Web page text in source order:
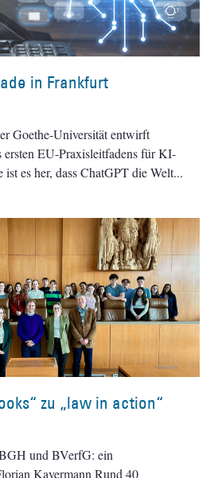
in Frankfurt
Goethe-Universität entwirft
ersten EU-Praxisleitfadens für KI-
es her, dass ChatGPT die Welt
zu „law in action“
und BVerfG: ein
Kavermann Rund 40